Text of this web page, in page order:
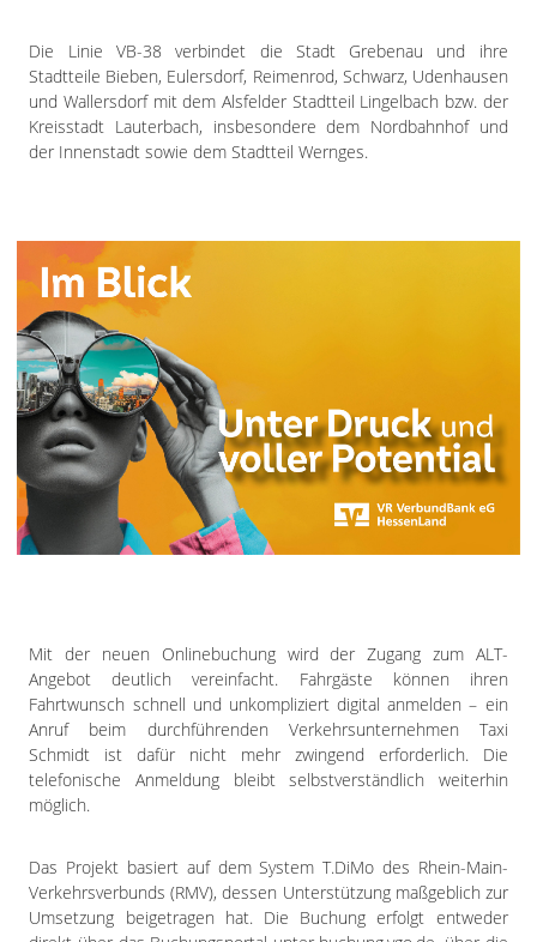
Die Linie VB-38 verbindet die Stadt Grebenau und ihre
Stadtteile Bieben, Eulersdorf, Reimenrod, Schwarz, Udenhausen
und Wallersdorf mit dem Alsfelder Stadtteil Lingelbach bzw. der
Kreisstadt Lauterbach, insbesondere dem Nordbahnhof und
der Innenstadt sowie dem Stadtteil Wernges.
Mit der neuen Onlinebuchung wird der Zugang zum ALT-
Angebot deutlich vereinfacht. Fahrgäste können ihren
Fahrtwunsch schnell und unkompliziert digital anmelden – ein
Anruf beim durchführenden Verkehrsunternehmen Taxi
Schmidt ist dafür nicht mehr zwingend erforderlich. Die
telefonische Anmeldung bleibt selbstverständlich weiterhin
möglich.
Das Projekt basiert auf dem System T.DiMo des Rhein-Main-
Verkehrsverbunds (RMV), dessen Unterstützung maßgeblich zur
Umsetzung beigetragen hat. Die Buchung erfolgt entweder